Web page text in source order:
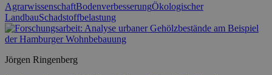
AgrarwissenschaftBodenverbesserungÖkologischer
LandbauSchadstoffbelastung
Jörgen Ringenberg